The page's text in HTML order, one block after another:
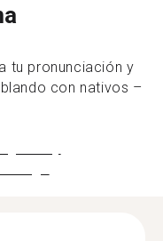
tu pronunciación y
con nativos –